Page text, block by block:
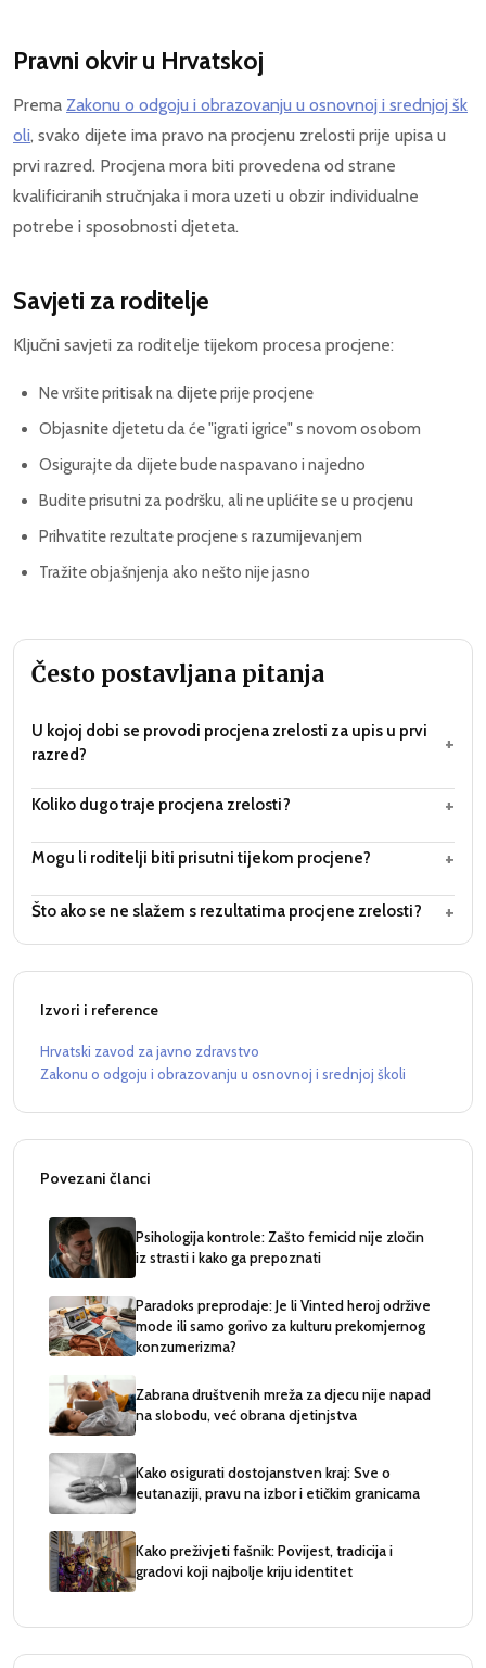
Pravni okvir u Hrvatskoj
Prema Zakonu o odgoju i obrazovanju u osnovnoj i srednjoj šk
oli, svako dijete ima pravo na procjenu zrelosti prije upisa u
prvi razred. Procjena mora biti provedena od strane
kvalificiranih stručnjaka i mora uzeti u obzir individualne
potrebe i sposobnosti djeteta.
Savjeti za roditelje
Ključni savjeti za roditelje tijekom procesa procjene:
Ne vršite pritisak na dijete prije procjene
Objasnite djetetu da će "igrati igrice" s novom osobom
Osigurajte da dijete bude naspavano i najedno
Budite prisutni za podršku, ali ne uplićite se u procjenu
Prihvatite rezultate procjene s razumijevanjem
Tražite objašnjenja ako nešto nije jasno
Često postavljana pitanja
U kojoj dobi se provodi procjena zrelosti za upis u prvi
razred?
+
Koliko dugo traje procjena zrelosti? +
Mogu li roditelji biti prisutni tijekom procjene? +
Što ako se ne slažem s rezultatima procjene zrelosti? +
Izvori i reference
Hrvatski zavod za javno zdravstvo
Zakonu o odgoju i obrazovanju u osnovnoj i srednjoj školi
Povezani članci
Psihologija kontrole: Zašto femicid nije zločin
iz strasti i kako ga prepoznati
Paradoks preprodaje: Je li Vinted heroj održive
mode ili samo gorivo za kulturu prekomjernog
konzumerizma?
Zabrana društvenih mreža za djecu nije napad
na slobodu, već obrana djetinjstva
Kako osigurati dostojanstven kraj: Sve o
eutanaziji, pravu na izbor i etičkim granicama
Kako preživjeti fašnik: Povijest, tradicija i
gradovi koji najbolje kriju identitet